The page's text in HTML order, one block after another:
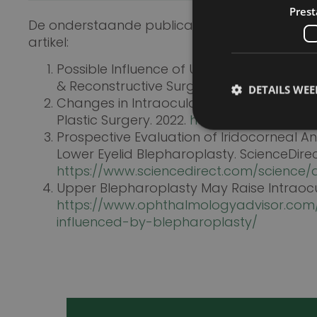
De onderstaande publicaties vormen de
artikel:
Possible Influence of Upper
& Reconstructive Surgery (PubMed).
Changes in Intraocular Pressure and
Plastic Surgery. 2022. https://
Prospective Evaluation of Iridocorneal
Lower Eyelid Blepharoplasty.
https://www.sciencedirect.com/science/
Upper Blepharoplasty May Raise
https://
influenced-by-blepharoplasty/
DETAILS
Prestatiecookies
niet worden